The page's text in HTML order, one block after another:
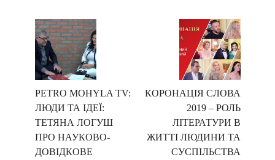
PETRO MOHYLA TV:
ЛЮДИ ТА ІДЕЇ:
ТЕТЯНА ЛОГУШ
ПРО НАУКОВO-
ДОВІДКОВЕ
КОРОНАЦІЯ СЛОВА
2019 – РОЛЬ
ЛІТЕРАТУРИ В
ЖИТТІ ЛЮДИНИ ТА
СУСПІЛЬСТВА